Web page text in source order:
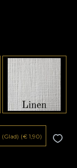
(Glad) (€ 1,90)